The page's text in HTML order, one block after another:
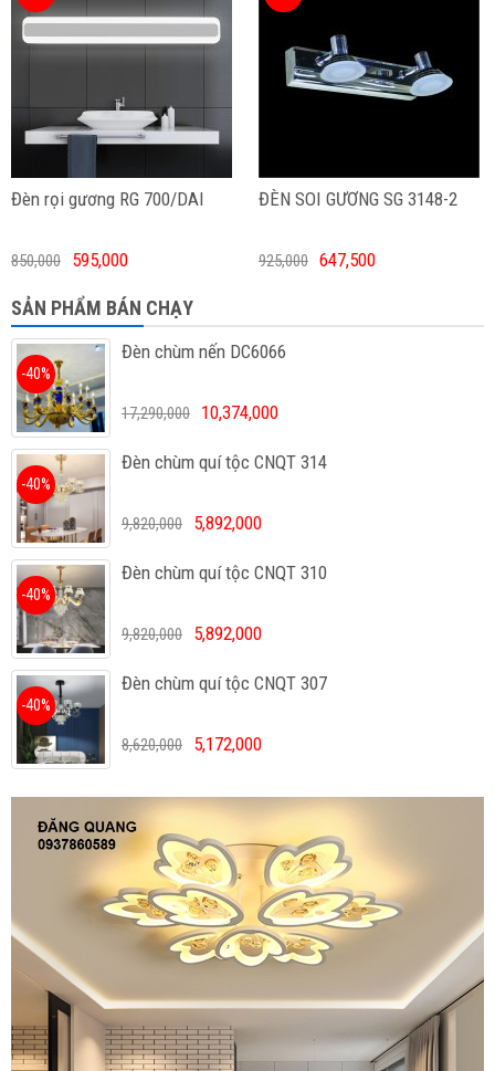
Đèn rọi gương RG 700/DAI
850,000 595,000
ĐÈN SOI GƯƠNG SG 3148-2
925,000 647,500
SẢN PHẨM BÁN CHẠY
Đèn chùm nến DC6066
-40%
17,290,000 10,374,000
Đèn chùm quí tộc CNQT 314
-40%
9,820,000 5,892,000
Đèn chùm quí tộc CNQT 310
-40%
9,820,000 5,892,000
Đèn chùm quí tộc CNQT 307
-40%
8,620,000 5,172,000